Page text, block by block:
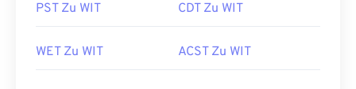
PST Zu WIT CDT Zu WIT
WET Zu WIT ACST Zu WIT